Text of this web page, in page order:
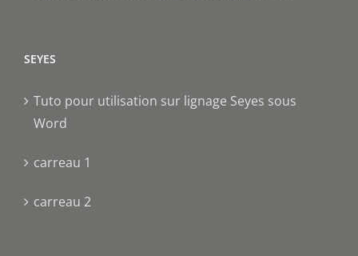
SEYES
Tuto pour utilisation sur lignage Seyes sous
Word
carreau 1
carreau 2